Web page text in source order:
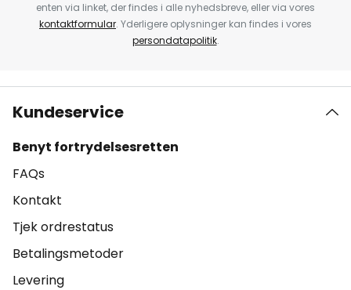
enten via linket, der findes i alle nyhedsbreve, eller via vores
kontaktformular. Yderligere oplysninger kan findes i vores
persondatapolitik.
Kundeservice
Benyt fortrydelsesretten
FAQs
Kontakt
Tjek ordrestatus
Betalingsmetoder
Levering